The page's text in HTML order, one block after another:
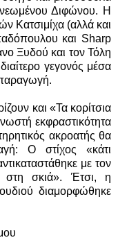
Διφώνου. Η
Κατσιμίχα (αλλά και
και Sharp
Ξυδού και τον Τόλη
γεγονός μέσα
και «Τα κορίτσια
εκφραστικότητα
ακροατής θα
Ο στίχος «κάτι
με τον
στη σκιά». Έτσι, η
διαμορφώθηκε